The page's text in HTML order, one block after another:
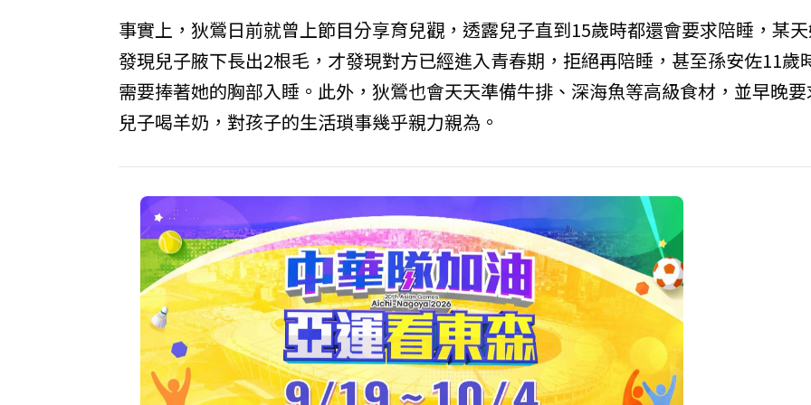
事實上，狄鶯日前就曾上節目分享育兒觀，透露兒子直到15歲時都還會要求陪睡，某
發現兒子腋下長出2根毛，才發現對方已經進入青春期，拒絕再陪睡，甚至孫安佐11歲
需要捧著她的胸部入睡。此外，狄鶯也會天天準備牛排、深海魚等高級食材，並早晚要
兒子喝羊奶，對孩子的生活瑣事幾乎親力親為。